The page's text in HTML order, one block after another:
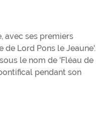
avec ses premiers
Lord Pons le Jeaune'.
le nom de 'Fléau de
pendant son